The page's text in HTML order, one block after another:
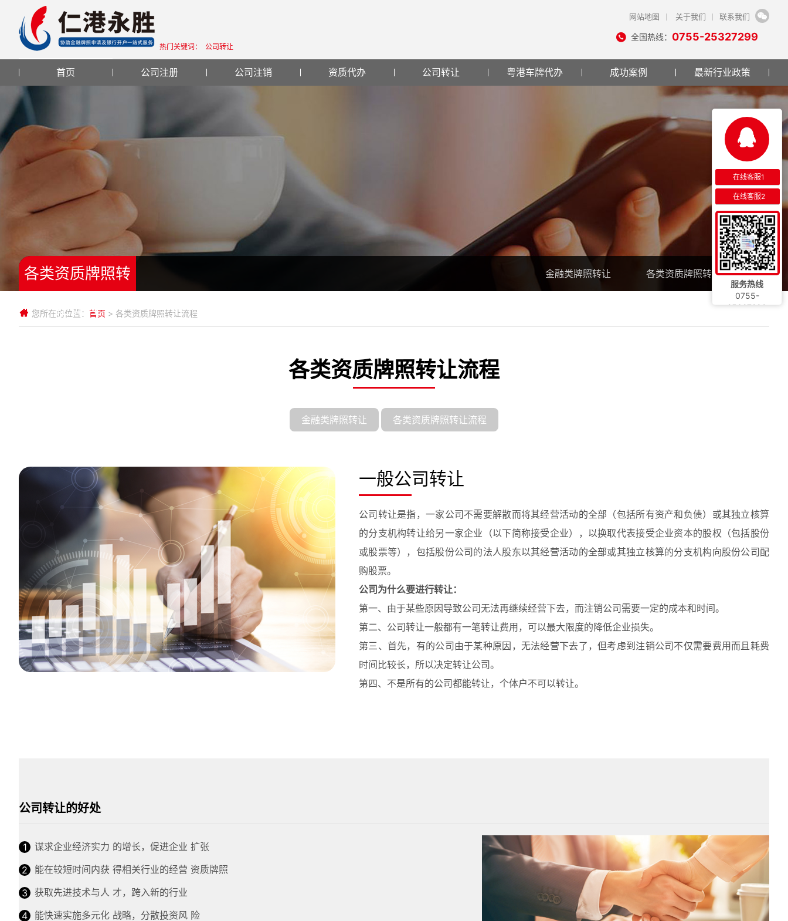
热门关键词： 公司转让
网站地图 关于我们 联系我们
全国热线： 0755-25327299
首页 公司注册 公司注销 资质代办 公司转让 粤港车牌代办 成功案例 最新行业政策
各类资质牌照转
让流程
金融类牌照转让 各类资质牌照转让流程
您所在的位置： 首页 > 各类资质牌照转让流程
各类资质牌照转让流程
金融类牌照转让 各类资质牌照转让流程
一般公司转让
公司转让是指，一家公司不需要解散而将其经营活动的全部（包括所有资产和负债）或其独立核算
的分支机构转让给另一家企业（以下简称接受企业），以换取代表接受企业资本的股权（包括股份
或股票等），包括股份公司的法人股东以其经营活动的全部或其独立核算的分支机构向股份公司配
购股票。
公司为什么要进行转让：
第一、由于某些原因导致公司无法再继续经营下去，而注销公司需要一定的成本和时间。
第二、公司转让一般都有一笔转让费用，可以最大限度的降低企业损失。
第三、首先，有的公司由于某种原因，无法经营下去了，但考虑到注销公司不仅需要费用而且耗费
时间比较长，所以决定转让公司。
第四、不是所有的公司都能转让，个体户不可以转让。
公司转让的好处
谋求企业经济实力 的增长，促进企业 扩张
能在较短时间内获 得相关行业的经营 资质牌照
获取先进技术与人 才，跨入新的行业
能快速实施多元化 战略，分散投资风 险
在线客服1
在线客服2
服务热线
0755-
25327299